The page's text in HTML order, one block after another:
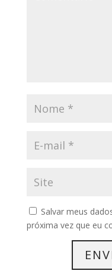
Salvar meus
próxima vez que eu